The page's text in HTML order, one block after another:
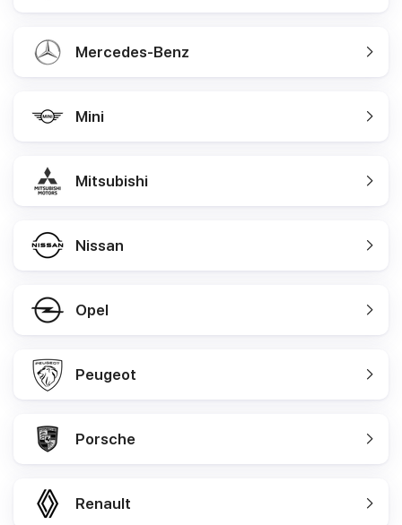
Mercedes-Benz
Mini
Mitsubishi
Nissan
Opel
Peugeot
Porsche
Renault